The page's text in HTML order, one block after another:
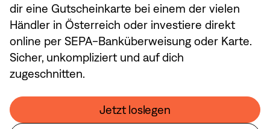
dir eine Gutscheinkarte bei einem der vielen
Händler in Österreich oder investiere direkt
online per SEPA-Banküberweisung oder Karte.
Sicher, unkompliziert und auf dich
zugeschnitten.
Jetzt loslegen